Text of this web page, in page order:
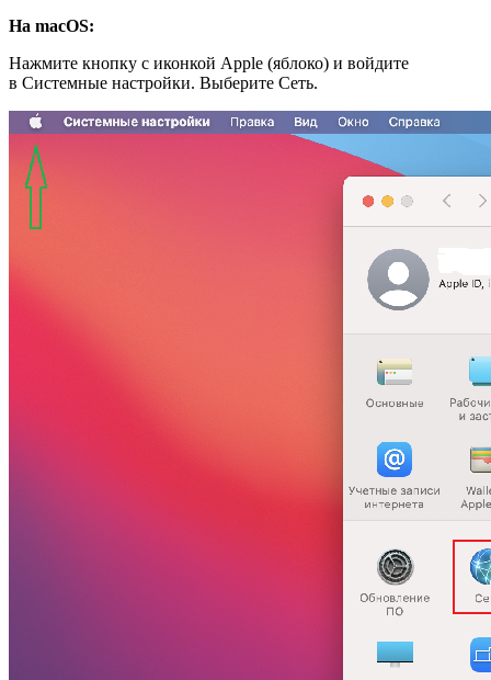
На macOS:
Нажмите кнопку с иконкой Apple (яблоко) и войдите
в Системные настройки. Выберите Сеть.